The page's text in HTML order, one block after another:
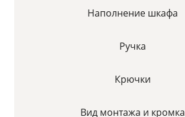
Наполнение шкафа
Ручка
Крючки
Вид монтажа и кромка